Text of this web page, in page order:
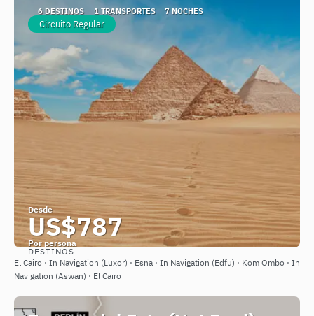
6 DESTINOS 1 TRANSPORTES 7 NOCHES
Circuito Regular
Desde
US$787
Por persona
Ver
DESTINOS
El Cairo · In Navigation (Luxor) · Esna · In Navigation (Edfu) · Kom Ombo · In
Navigation (Aswan) · El Cairo